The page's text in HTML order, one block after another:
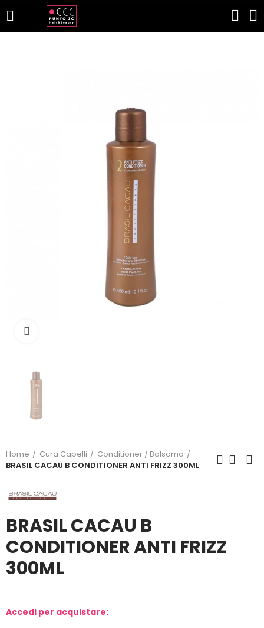
Home Cura Capelli
Conditioner / Balsamo
BRASIL CACAU B CONDITIONER ANTI FRIZZ 300ML
BRASIL CACAU B
CONDITIONER ANTI FRIZZ
300ML
Accedi per acquistare: